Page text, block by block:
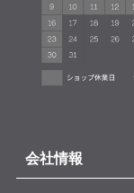
会社情報